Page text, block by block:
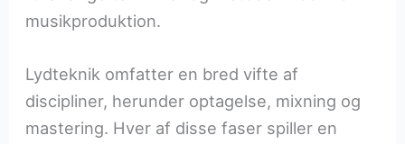
musikproduktion.
Lydteknik omfatter en bred vifte af
discipliner, herunder optagelse, mixning og
mastering. Hver af disse faser spiller en